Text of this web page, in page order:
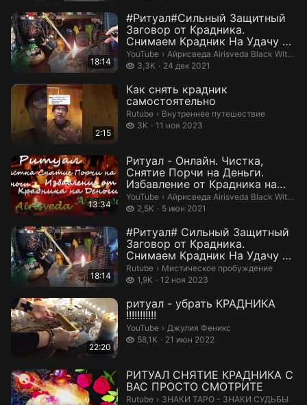
18:14
#Ритуал#Сильный Защитный
Заговор от Крадника.
Снимаем Крадник На Удачу и
Деньги Отсек...
YouTube › Айрисведа Airisveda Black Witch ☦️
Айрисведа Airisveda Black Witch ☦️ Necromancer 🔮
3,3K
3,3 тысяч просмотров
24 дек 2021
2:15
Как снять крадник
самостоятельно
Rutube › Внутреннее путешествие.
Внутреннее путешествие
3K
3 тысячи просмотров
11 ноя 2023
13:34
Ритуал - Онлайн. Чистка,
Снятие Порчи на Деньги.
Избавление от Крадника на
Деньги.
YouTube › Айрисведа Airisveda Black Witch ☦️
Айрисведа Airisveda Black Witch ☦️ Necromancer 🔮
2,5K
2,5 тысяч просмотров
5 июн 2021
18:14
#Ритуал# Сильный Защитный
Заговор от Крадника.
Снимаем Крадник На Удачу и
Деньги Отсе...
Rutube › Мистическое пробуждение.
Мистическое пробуждение
1,9K
1,9 тысяч просмотров
12 ноя 2023
22:20
ритуал - убрать КРАДНИКА
!!!!!!!!!!!
YouTube › Джулия Феникс.
Джулия Феникс
58,1K
58,1 тысяч просмотров
21 июн 2022
РИТУАЛ СНЯТИЕ КРАДНИКА С
ВАС ПРОСТО СМОТРИТЕ
Rutube › ЗНАКИ ТАРО - ЗНАКИ СУДЬБЫ.
ЗНАКИ ТАРО - ЗНАКИ СУДЬБЫ